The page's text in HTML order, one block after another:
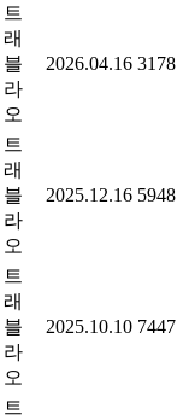
트
래
블
라
오
2026.04.16 3178
트
래
블
라
오
2025.12.16 5948
트
래
블
라
오
2025.10.10 7447
트